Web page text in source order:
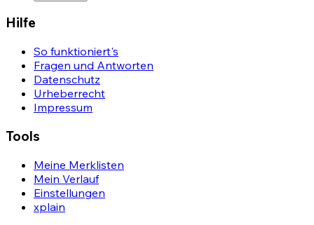
Hilfe
So funktioniert's
Fragen und Antworten
Datenschutz
Urheberrecht
Impressum
Tools
Meine Merklisten
Mein Verlauf
Einstellungen
xplain